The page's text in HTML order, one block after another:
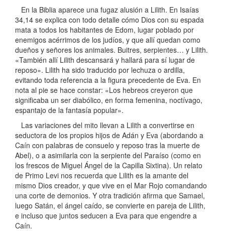
En la Biblia aparece una fugaz alusión a Lilith. En Isaías
34,14 se explica con todo detalle cómo Dios con su espada
mata a todos los habitantes de Edom, lugar poblado por
enemigos acérrimos de los judíos, y que allí quedan como
dueños y señores los animales. Buitres, serpientes… y Lilith.
«También allí Lilith descansará y hallará para sí lugar de
reposo». Lilith ha sido traducido por lechuza o ardilla,
evitando toda referencia a la figura precedente de Eva. En
nota al pie se hace constar: «Los hebreos creyeron que
significaba un ser diabólico, en forma femenina, noctívago,
espantajo de la fantasía popular».
Las variaciones del mito llevan a Lilith a convertirse en
seductora de los propios hijos de Adán y Eva (abordando a
Caín con palabras de consuelo y reposo tras la muerte de
Abel), o a asimilarla con la serpiente del Paraíso (como en
los frescos de Miguel Ángel de la Capilla Sixtina). Un relato
de Primo Levi nos recuerda que Lilith es la amante del
mismo Dios creador, y que vive en el Mar Rojo comandando
una corte de demonios. Y otra tradición afirma que Samael,
luego Satán, el ángel caído, se convierte en pareja de Lilith,
e incluso que juntos seducen a Eva para que engendre a
Caín.